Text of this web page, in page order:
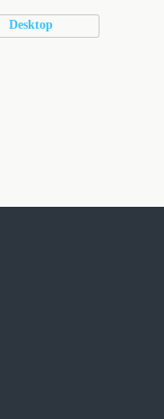
Desktop